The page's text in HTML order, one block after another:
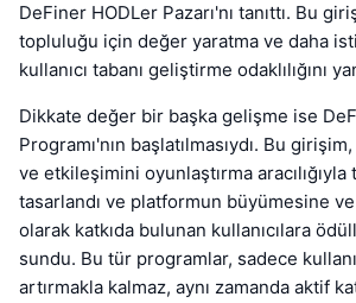
DeFiner HODLer Pazarı'nı tanıttı. Bu
topluluğu için değer yaratma ve daha
kullanıcı tabanı geliştirme odaklılığını
Dikkate değer bir başka gelişme ise
Programı'nın başlatılmasıydı. Bu girişim,
ve etkileşimini oyunlaştırma
tasarlandı ve platformun büyümesine
olarak katkıda bulunan kullanıcılara
sundu. Bu tür programlar, sadece
artırmakla kalmaz, aynı zamanda aktif